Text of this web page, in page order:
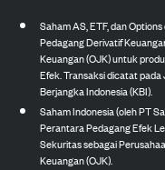
Saham AS, ETF, dan
Pedagang Derivatif
Keuangan (OJK) untuk
Efek. Transaksi dicatat
Berjangka Indonesia (KBI).
Saham Indonesia (oleh PT
Perantara Pedagang Efek
Sekuritas sebagai
Keuangan (OJK).